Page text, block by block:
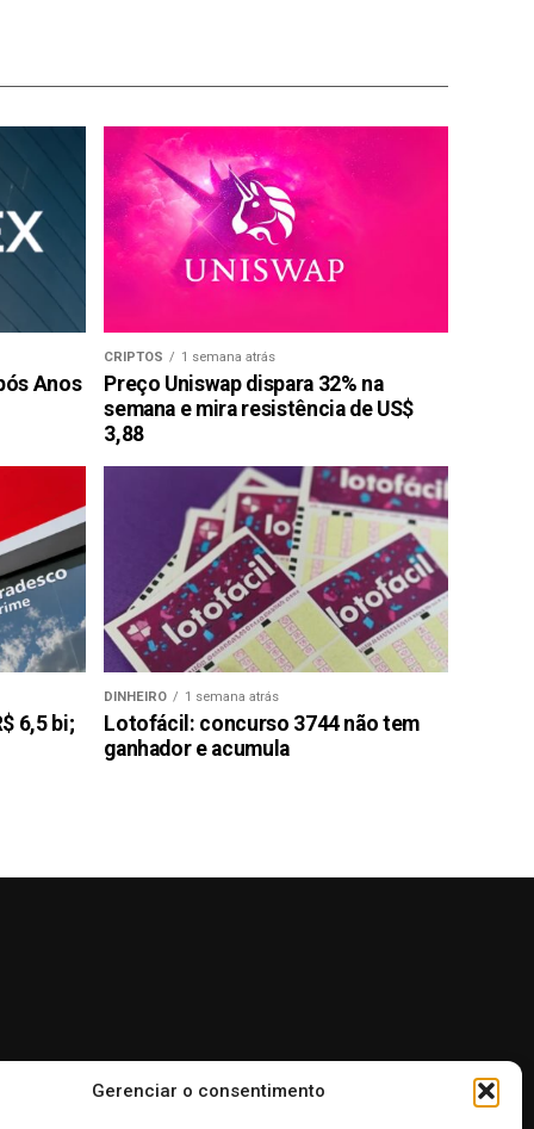
Gerenciar o consentimento
Anos
CRIPTOS 1 semana atrás
Preço Uniswap dispara 32% na
semana e mira resistência de US$
3,88
6,5 bi;
DINHEIRO 1 semana atrás
Lotofácil: concurso 3744 não tem
ganhador e acumula